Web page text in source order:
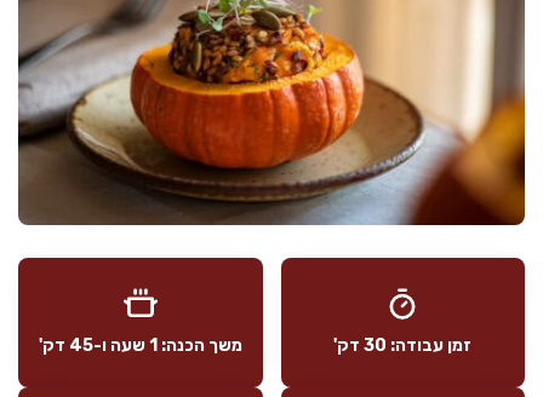
זמן עבודה: 30 דק' משך הכנה: 1 שעה ו-45 דק'